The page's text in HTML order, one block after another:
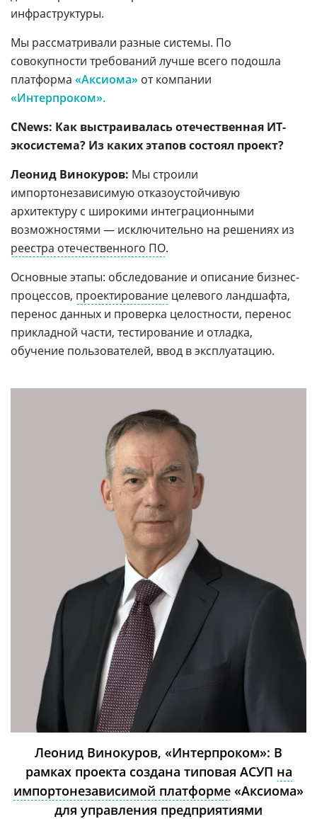
инфраструктуры.
Мы рассматривали разные системы. По
совокупности требований лучше всего подошла
платформа «Аксиома» от компании
«Интерпроком».
CNews: Как выстраивалась отечественная ИТ-
экосистема? Из каких этапов состоял проект?
Леонид Винокуров: Мы строили
импортонезависимую отказоустойчивую
архитектуру с широкими интеграционными
возможностями — исключительно на решениях из
реестра отечественного ПО.
Основные этапы: обследование и описание бизнес-
процессов, проектирование целевого ландшафта,
перенос данных и проверка целостности, перенос
прикладной части, тестирование и отладка,
обучение пользователей, ввод в эксплуатацию.
Леонид Винокуров, «Интерпроком»: В
рамках проекта создана типовая АСУП на
импортонезависимой платформе «Аксиома»
для управления предприятиями